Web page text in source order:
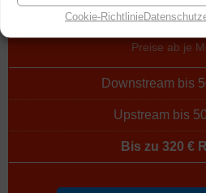
Cookie-Richtlinie49,95
Preise ab je
Downstream bis
Upstream bis
Bis zu 320 €